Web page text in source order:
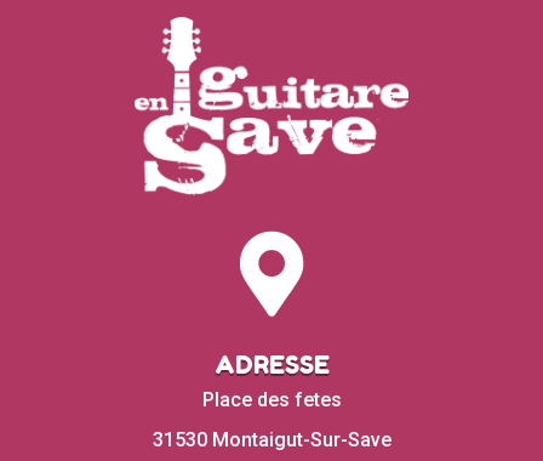

ADRESSE
Place des fetes
31530 Montaigut-Sur-Save